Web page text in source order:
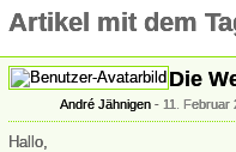
Artikel mit dem
Die
André Jähnigen 11. Februar
Hallo,